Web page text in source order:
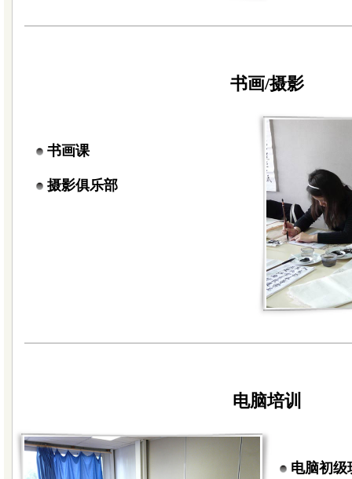
书画/摄影
书画课
摄影俱乐部
电脑培训
电脑初级